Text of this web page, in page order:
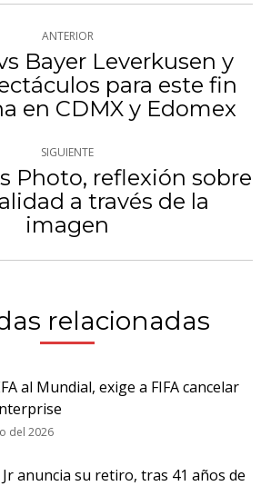
ANTERIOR
Publicación
anterior:
Bayer Leverkusen y
para este fin
en CDMX y Edomex
SIGUIENTE
Publicación
siguiente:
Photo, reflexión sobre
a través de la
imagen
relacionadas
al Mundial, exige a FIFA cancelar
del 2026
anuncia su retiro, tras 41 años de